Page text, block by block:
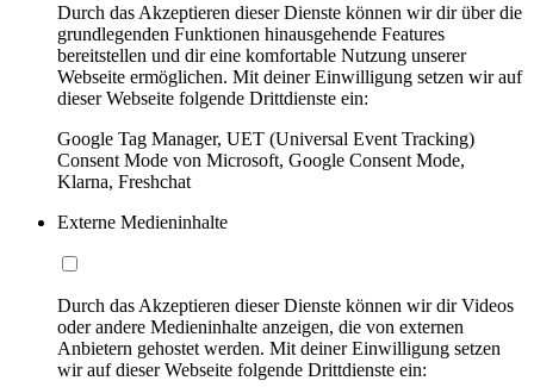
Durch das Akzeptieren dieser Dienste können wir dir über die
grundlegenden Funktionen hinausgehende Features
bereitstellen und dir eine komfortable Nutzung unserer
Webseite ermöglichen. Mit deiner Einwilligung setzen wir auf
dieser Webseite folgende Drittdienste ein:
Google Tag Manager, UET (Universal Event Tracking)
Consent Mode von Microsoft, Google Consent Mode,
Klarna, Freshchat
Externe Medieninhalte
Durch das Akzeptieren dieser Dienste können wir dir Videos
oder andere Medieninhalte anzeigen, die von externen
Anbietern gehostet werden. Mit deiner Einwilligung setzen
wir auf dieser Webseite folgende Drittdienste ein: